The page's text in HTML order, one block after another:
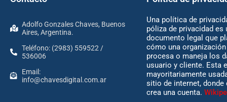
Adolfo Gonzales Chaves, Buenos
Aires, Argentina.
Teléfono: (2983) 559522 /
536006
Email:
info@chavesdigital.com.ar
Una política de
póliza de privacidad es
documento legal que
cómo una
procesa o maneja los
usuario y cliente. Esta
mayoritariamente
sitio de internet, donde
crea una cuenta.